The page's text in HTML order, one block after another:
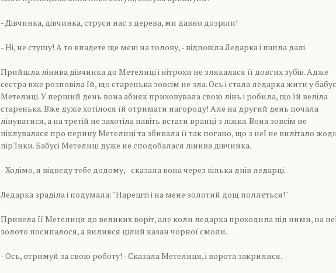
- Дівчинка, дівчинка, струси нас з дерева, ми давно дозріли!
- Ні, не стушу! А то впадете ще мені на голову, - відповіла Ледарка і пішла далі.
Прийшла лінива дівчинка до Метелиці і нітрохи не злякалася її довгих зубів. Адже
сестра вже розповіла їй, що старенька зовсім не зла. Ось і стала ледарка жити у
Метелиці. У перший день вона абияк приховувала свою лінь і робила, що їй веліла
старенька. Вже дуже хотілося їй отримати нагороду! Але на другий день почала
лінуватися, а на третій не захотіла навіть встати вранці з ліжка. Вона зовсім не
піклувалася про перину Метелиці та збивала її так погано, що з неї не вилітало
пір'їнки. Бабусі Метелиці дуже не сподобалася лінива дівчинка.
- Ходімо, я відведу тебе додому, - сказала вона через кілька днів ледарці.
Ледарка зраділа і подумала: "Нарешті і на мене золотий дощ поллється!"
Привела її Метелиця до великих воріт, але коли ледарка проходила під ними, на
золото посипалося, а вилився цілий казан чорної смоли.
- Ось, отримуй за свою роботу! - Сказала Метелиця, і ворота закрилися.